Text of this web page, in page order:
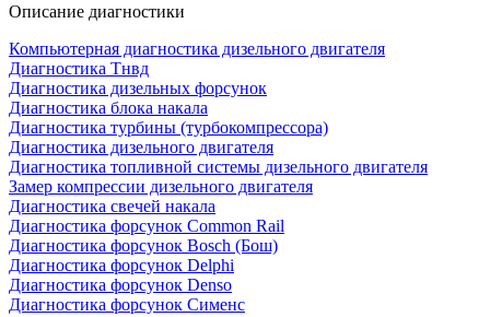
Описание диагностики
Компьютерная диагностика дизельного двигателя
Диагностика Тнвд
Диагностика дизельных форсунок
Диагностика блока накала
Диагностика турбины (турбокомпрессора)
Диагностика дизельного двигателя
Диагностика топливной системы дизельного двигателя
Замер компрессии дизельного двигателя
Диагностика свечей накала
Диагностика форсунок Common Rail
Диагностика форсунок Bosch (Бош)
Диагностика форсунок Delphi
Диагностика форсунок Denso
Диагностика форсунок Сименс